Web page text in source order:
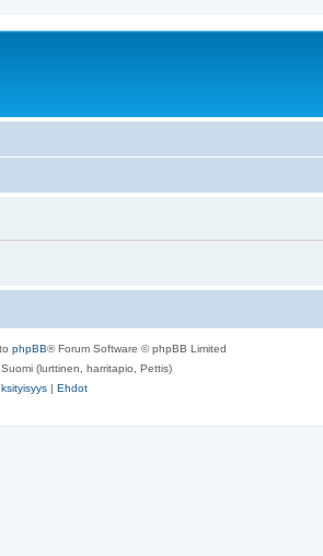
phpBB® Forum Software © phpBB Limited
(lurttinen, harritapio, Pettis)
| Ehdot